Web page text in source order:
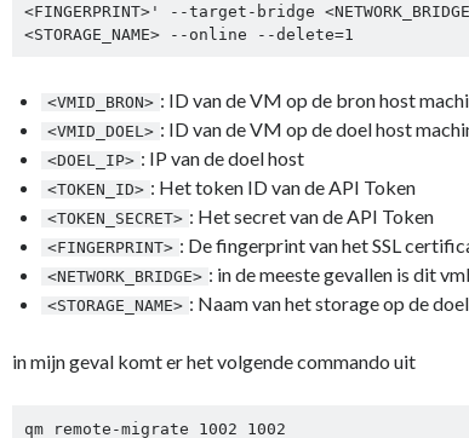
<FINGERPRINT>' --target-bridge
<STORAGE_NAME> --online --delete=1
<VMID_BRON> : ID van de VM op de bron host
<VMID_DOEL> : ID van de VM op de doel host
<DOEL_IP> : IP van de doel host
<TOKEN_ID> : Het token ID van de API Token
<TOKEN_SECRET> : Het secret van de API Token
<FINGERPRINT> : De fingerprint van het SSL
<NETWORK_BRIDGE> : in de meeste gevallen is dit
<STORAGE_NAME> : Naam van het storage op de
in mijn geval komt er het volgende commando uit
qm remote-migrate 1002 1002